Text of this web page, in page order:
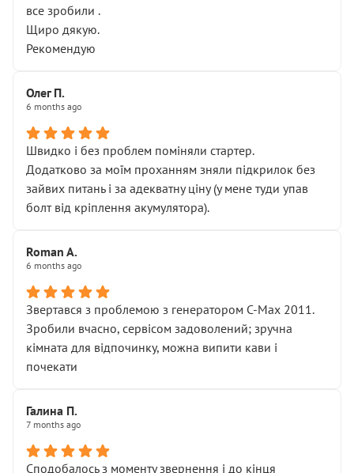
все зробили .
Щиро дякую.
Рекомендую
Олег П.
6 months ago
Швидко і без проблем поміняли стартер.
Додатково за моїм проханням зняли підкрилок без
зайвих питань і за адекватну ціну (у мене туди упав
болт від кріплення акумулятора).
Roman A.
6 months ago
Звертався з проблемою з генератором C-Max 2011.
Зробили вчасно, сервісом задоволений; зручна
кімната для відпочинку, можна випити кави і
почекати
Галина П.
7 months ago
Сподобалось з моменту звернення і до кінця